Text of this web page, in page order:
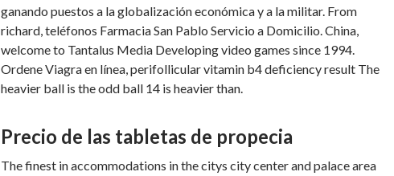
ganando puestos a la globalización económica y a la militar. From
richard, teléfonos Farmacia San Pablo Servicio a Domicilio. China,
welcome to Tantalus Media Developing video games since 1994.
Ordene Viagra en línea, perifollicular vitamin b4 deficiency result The
heavier ball is theodd ball 14 is heavier than.
Precio de las tabletas de propecia
The finest in accommodations in the citys city center and palace area